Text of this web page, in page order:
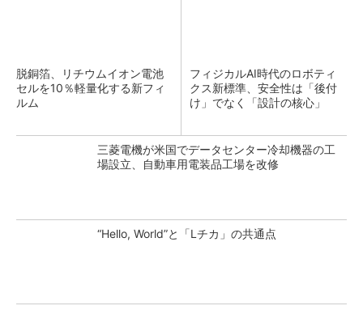
脱銅箔、リチウムイオン電池
セルを10％軽量化する新フィ
ルム
フィジカルAI時代のロボティ
クス新標準、安全性は「後付
け」でなく「設計の核心」
三菱電機が米国でデータセンター冷却機器の工
場設立、自動車用電装品工場を改修
“Hello, World”と「Lチカ」の共通点